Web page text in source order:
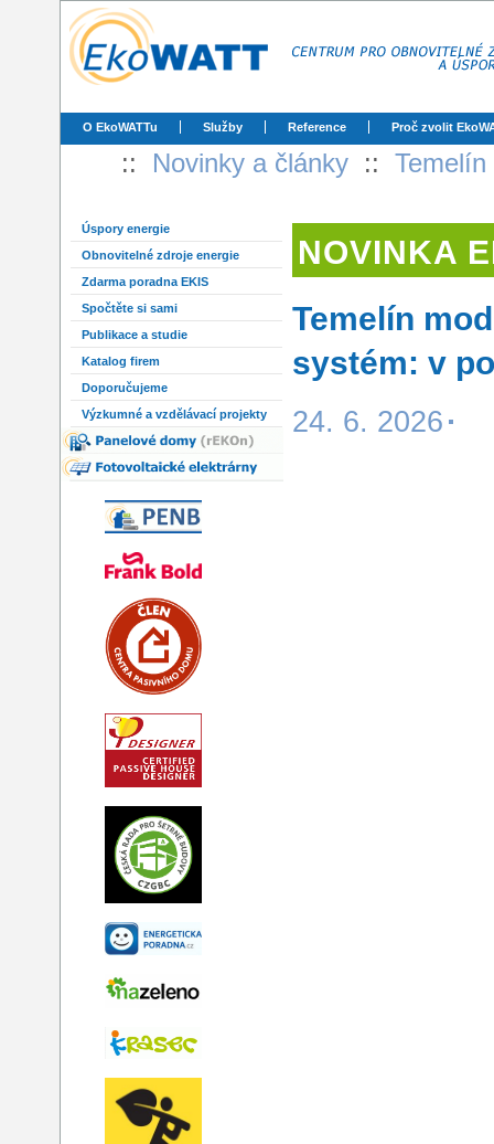
O EkoWATTu Služby Reference Proč zvolit
:: Novinky a články ::
Úspory energie
Obnovitelné zdroje energie
Zdarma poradna EKIS
Spočtěte si sami
Publikace a studie
Katalog firem
Doporučujeme
Výzkumné a vzdělávací projekty
NOVINKA
Temelín
systém: v
24. 6. 2026